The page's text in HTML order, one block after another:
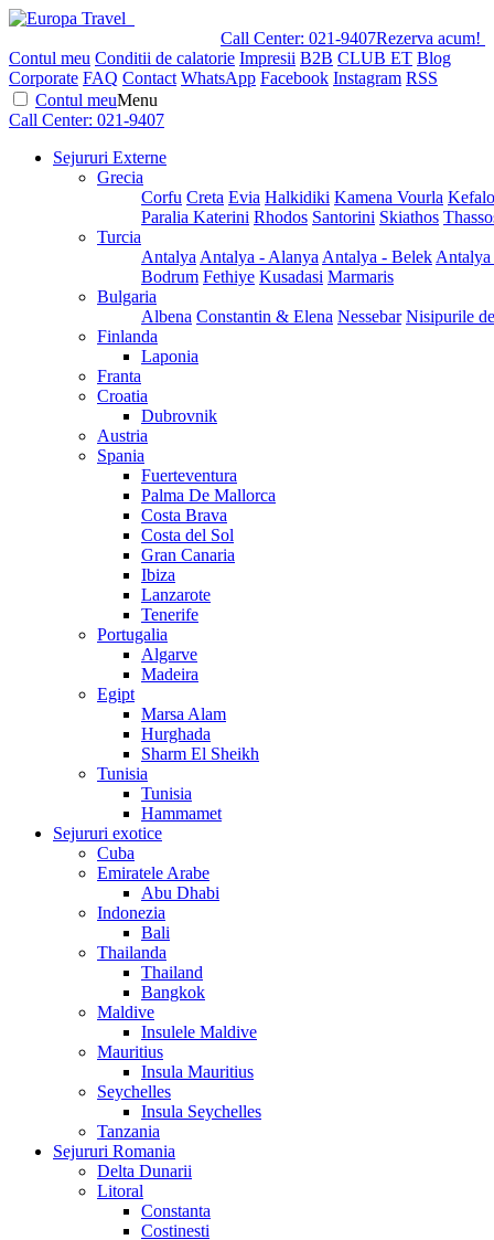
Call Center: 021-9407Rezerva acum!
Contul meu Conditii de calatorie Impresii B2B CLUB ET Blog
Corporate FAQ Contact WhatsApp Facebook Instagram RSS
Contul meuMenu
Call Center: 021-9407
Sejururi Externe
Grecia
Corfu Creta Evia Halkidiki Kamena Vourla
Paralia Katerini Rhodos Santorini Skiathos
Turcia
Antalya Antalya - Alanya Antalya - Belek
Bodrum Fethiye Kusadasi Marmaris
Bulgaria
Albena Constantin & Elena Nessebar Nisipurile
Finlanda
Laponia
Franta
Croatia
Dubrovnik
Austria
Spania
Fuerteventura
Palma De Mallorca
Costa Brava
Costa del Sol
Gran Canaria
Ibiza
Lanzarote
Tenerife
Portugalia
Algarve
Madeira
Egipt
Marsa Alam
Hurghada
Sharm El Sheikh
Tunisia
Tunisia
Hammamet
Sejururi exotice
Cuba
Emiratele Arabe
Abu Dhabi
Indonezia
Bali
Thailanda
Thailand
Bangkok
Maldive
Insulele Maldive
Mauritius
Insula Mauritius
Seychelles
Insula Seychelles
Tanzania
Sejururi Romania
Delta Dunarii
Litoral
Constanta
Costinesti